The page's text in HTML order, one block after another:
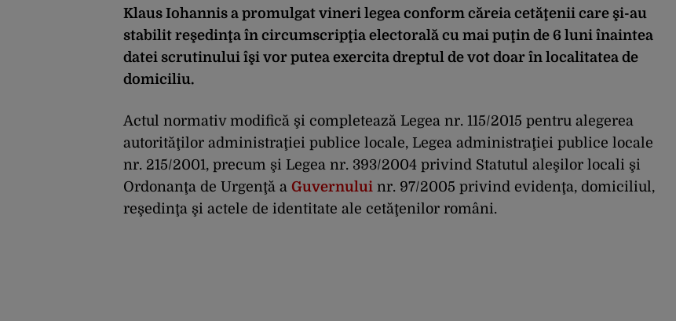
Klaus Iohannis a promulgat vineri legea conform căreia cetăţenii care şi-au
stabilit reşedinţa în circumscripţia electorală cu mai puţin de 6 luni înaintea
datei scrutinului îşi vor putea exercita dreptul de vot doar în localitatea de
domiciliu.
Actul normativ modifică şi completează Legea nr. 115/2015 pentru alegerea
autorităţilor administraţiei publice locale, Legea administraţiei publice locale
nr. 215/2001, precum şi Legea nr. 393/2004 privind Statutul aleşilor locali şi
Ordonanţa de Urgenţă a Guvernului nr. 97/2005 privind evidenţa, domiciliul,
reşedinţa şi actele de identitate ale cetăţenilor români.